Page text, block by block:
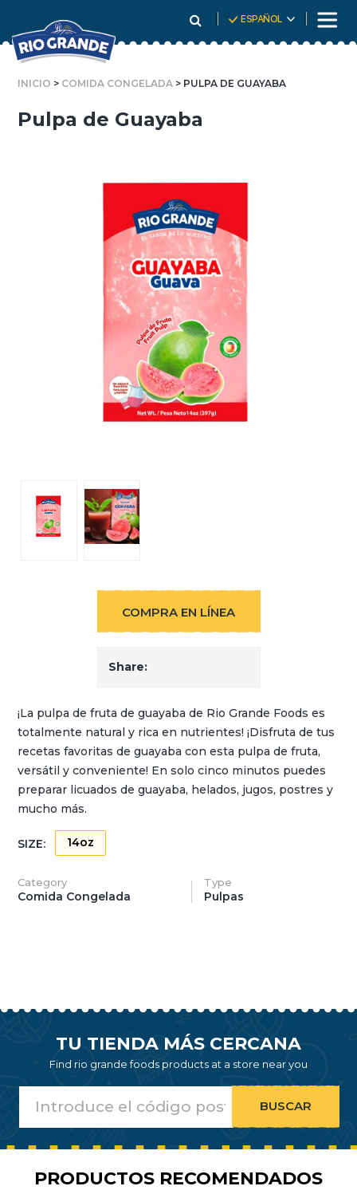
To
Content
ESPAÑOL
INICIO > COMIDA CONGELADA > PULPA DE GUAYABA
Pulpa de Guayaba
¡La pulpa de fruta de guayaba de Rio Grande Foods es
totalmente natural y rica en nutrientes! ¡Disfruta de tus
recetas favoritas de guayaba con esta pulpa de fruta,
versátil y conveniente! En solo cinco minutos puedes
preparar licuados de guayaba, helados, jugos, postres y
mucho más.
SIZE: 14oz
Category
Comida Congelada
Type
Pulpas
COMPRA EN LÍNEA
Share:
TU TIENDA MÁS CERCANA
Find rio grande foods products at a store near you
PRODUCTOS RECOMENDADOS